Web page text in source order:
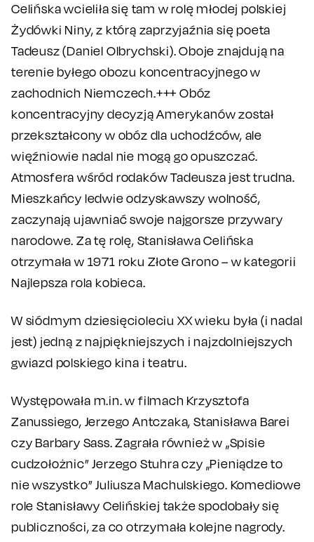
Celińska wcieliła się tam w rolę młodej polskiej
Żydówki Niny, z którą zaprzyjaźnia się poeta
Tadeusz (Daniel Olbrychski). Oboje znajdują na
terenie byłego obozu koncentracyjnego w
zachodnich Niemczech.+++ Obóz
koncentracyjny decyzją Amerykanów został
przekształcony w obóz dla uchodźców, ale
więźniowie nadal nie mogą go opuszczać.
Atmosfera wśród rodaków Tadeusza jest trudna.
Mieszkańcy ledwie odzyskawszy wolność,
zaczynają ujawniać swoje najgorsze przywary
narodowe. Za tę rolę, Stanisława Celińska
otrzymała w 1971 roku Złote Grono – w kategorii
Najlepsza rola kobieca.
W siódmym dziesięcioleciu XX wieku była (i nadal
jest) jedną z najpiękniejszych i najzdolniejszych
gwiazd polskiego kina i teatru.
Występowała m.in. w filmach Krzysztofa
Zanussiego, Jerzego Antczaka, Stanisława Barei
czy Barbary Sass. Zagrała również w „Spisie
cudzołożnic” Jerzego Stuhra czy „Pieniądze to
nie wszystko” Juliusza Machulskiego. Komediowe
role Stanisławy Celińskiej także spodobały się
publiczności, za co otrzymała kolejne nagrody.